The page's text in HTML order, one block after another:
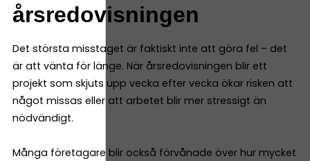
årsredovisningen
Det största misstaget är faktiskt inte att göra fel – det
är att vänta för länge. När årsredovisningen blir ett
projekt som skjuts upp vecka efter vecka ökar risken att
något missas eller att arbetet blir mer stressigt än
nödvändigt.
Många företagare blir också förvånade över hur mycket